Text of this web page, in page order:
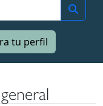
tu perfil